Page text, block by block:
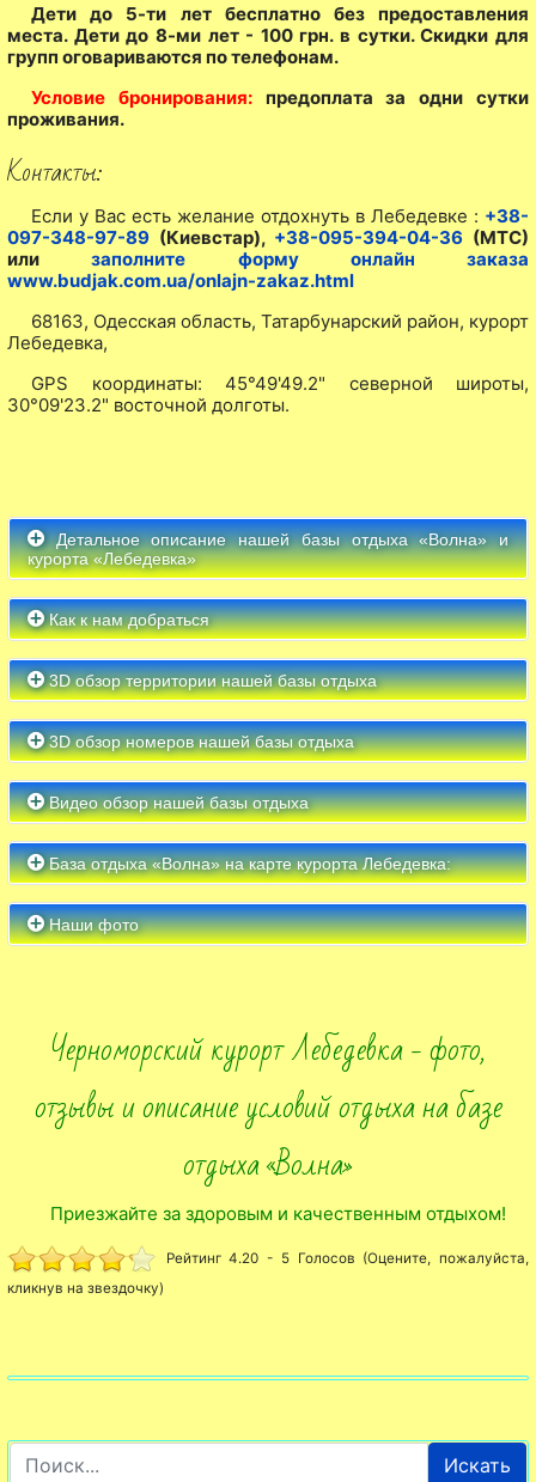
Дети до 5-ти лет бесплатно без предоставления
места. Дети до 8-ми лет - 100 грн. в сутки. Скидки для
групп оговариваются по телефонам.
Условие бронирования:предоплата за одни сутки
проживания.
Контакты:
Если у Вас есть желание отдохнуть в Лебедевке : +38-
097-348-97-89 (Киевстар), +38-095-394-04-36 (МТС)
илизаполните форму онлайн заказа
www.budjak.com.ua/onlajn-zakaz.html
68163, Одесская область, Татарбунарский район, курорт
Лебедевка,
GPS координаты: 45°49'49.2" северной широты,
30°09'23.2" восточной долготы.
Детальное описание нашей базы отдыха «Волна» и
курорта «Лебедевка»
Как к нам добраться
3D обзор территории нашей базы отдыха
3D обзор номеров нашей базы отдыха
Видео обзор нашей базы отдыха
База отдыха «Волна» на карте курорта Лебедевка:
Наши фото
Черноморский курорт Лебедевка - фото,
отзывы и описание условий отдыха на базе
отдыха «Волна»
Приезжайте за здоровым и качественным отдыхом!
Рейтинг 4.20 - 5 Голосов (Оцените, пожалуйста,
кликнув на звездочку)
Искать